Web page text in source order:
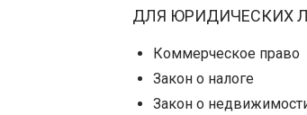
ДЛЯ ЮРИДИЧЕСКИХ
Коммерческое право
Закон о налоге
Закон о